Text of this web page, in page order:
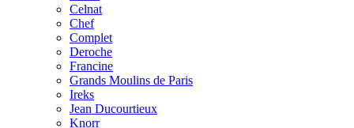
Celnat
Chef
Complet
Deroche
Francine
Grands Moulins de Paris
Ireks
Jean Ducourtieux
Knorr